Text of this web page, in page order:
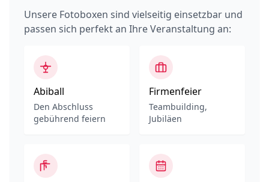
Unsere Fotoboxen sind vielseitig einsetzbar und
passen sich perfekt an Ihre Veranstaltung an:
Abiball
Den Abschluss
gebührend feiern
Firmenfeier
Teambuilding,
Jubiläen